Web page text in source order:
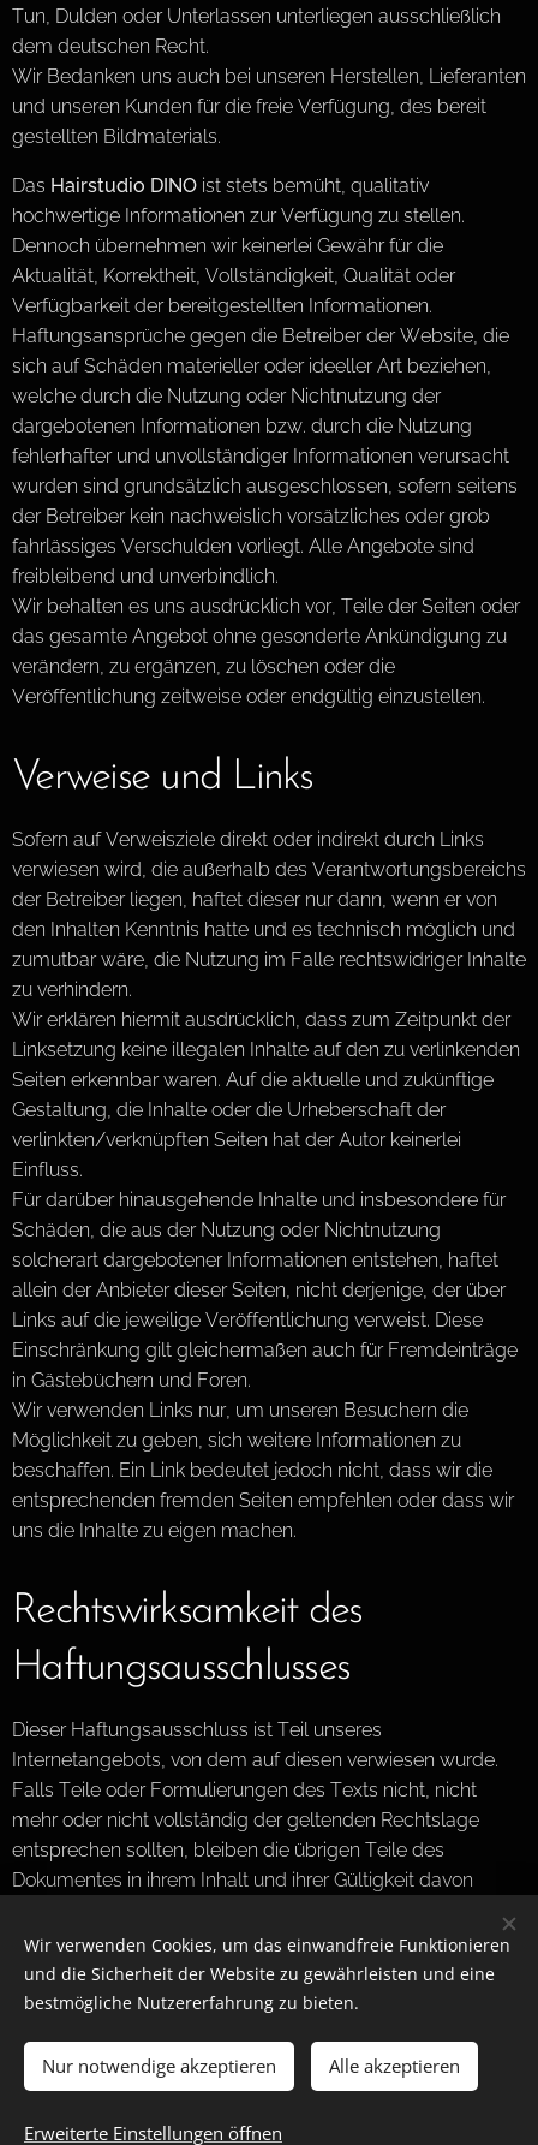
Tun, Dulden oder Unterlassen unterliegen ausschließlich
dem deutschen Recht.
Wir Bedanken uns auch bei unseren Herstellen, Lieferanten
und unseren Kunden für die freie Verfügung, des bereit
gestellten Bildmaterials.
Das Hairstudio DINO ist stets bemüht, qualitativ
hochwertige Informationen zur Verfügung zu stellen.
Dennoch übernehmen wir keinerlei Gewähr für die
Aktualität, Korrektheit, Vollständigkeit, Qualität oder
Verfügbarkeit der bereitgestellten Informationen.
Haftungsansprüche gegen die Betreiber der Website, die
sich auf Schäden materieller oder ideeller Art beziehen,
welche durch die Nutzung oder Nichtnutzung der
dargebotenen Informationen bzw. durch die Nutzung
fehlerhafter und unvollständiger Informationen verursacht
wurden sind grundsätzlich ausgeschlossen, sofern seitens
der Betreiber kein nachweislich vorsätzliches oder grob
fahrlässiges Verschulden vorliegt. Alle Angebote sind
freibleibend und unverbindlich.
Wir behalten es uns ausdrücklich vor, Teile der Seiten oder
das gesamte Angebot ohne gesonderte Ankündigung zu
verändern, zu ergänzen, zu löschen oder die
Veröffentlichung zeitweise oder endgültig einzustellen.
Verweise und Links
Sofern auf Verweisziele direkt oder indirekt durch Links
verwiesen wird, die außerhalb des Verantwortungsbereichs
der Betreiber liegen, haftet dieser nur dann, wenn er von
den Inhalten Kenntnis hatte und es technisch möglich und
zumutbar wäre, die Nutzung im Falle rechtswidriger Inhalte
zu verhindern.
Wir erklären hiermit ausdrücklich, dass zum Zeitpunkt der
Linksetzung keine illegalen Inhalte auf den zu verlinkenden
Seiten erkennbar waren. Auf die aktuelle und zukünftige
Gestaltung, die Inhalte oder die Urheberschaft der
verlinkten/verknüpften Seiten hat der Autor keinerlei
Einfluss.
Für darüber hinausgehende Inhalte und insbesondere für
Schäden, die aus der Nutzung oder Nichtnutzung
solcherart dargebotener Informationen entstehen, haftet
allein der Anbieter dieser Seiten, nicht derjenige, der über
Links auf die jeweilige Veröffentlichung verweist. Diese
Einschränkung gilt gleichermaßen auch für Fremdeinträge
in Gästebüchern und Foren.
Wir verwenden Links nur, um unseren Besuchern die
Möglichkeit zu geben, sich weitere Informationen zu
beschaffen. Ein Link bedeutet jedoch nicht, dass wir die
entsprechenden fremden Seiten empfehlen oder dass wir
uns die Inhalte zu eigen machen.
Rechtswirksamkeit des
Haftungsausschlusses
Dieser Haftungsausschluss ist Teil unseres
Internetangebots, von dem auf diesen verwiesen wurde.
Falls Teile oder Formulierungen des Texts nicht, nicht
mehr oder nicht vollständig der geltenden Rechtslage
entsprechen sollten, bleiben die übrigen Teile des
Dokumentes in ihrem Inhalt und ihrer Gültigkeit davon
Impressum Kontakt
Webseite: Weirauch W. 2024 (c)
Unterstützt vonWebnode
Wir verwenden Cookies, um das einwandfreie Funktionieren
und die Sicherheit der Website zu gewährleisten und eine
bestmögliche Nutzererfahrung zu bieten.
Nur notwendige akzeptieren Alle akzeptieren
Erweiterte Einstellungen öffnen